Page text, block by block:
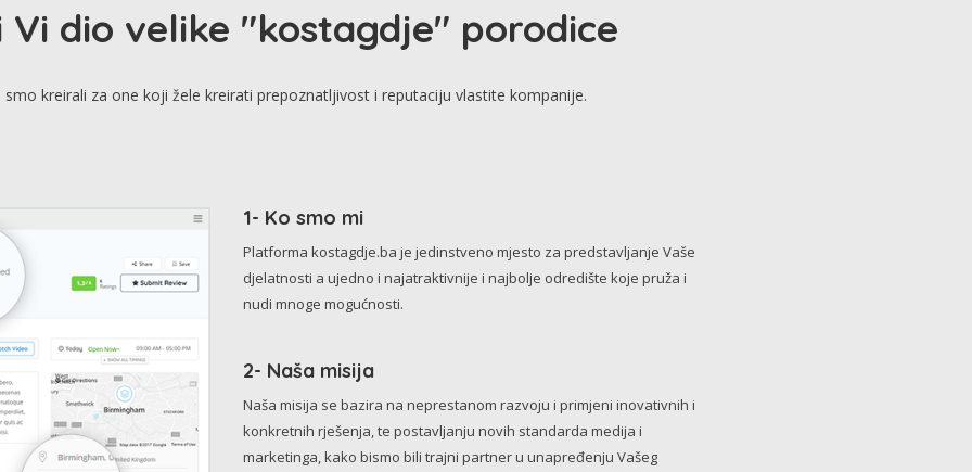
Vi dio velike "kostagdje" porodice
kreirali za one koji žele kreirati prepoznatljivost i reputaciju vlastite kompanije.
1- Ko smo mi
Platforma kostagdje.ba je jedinstveno mjesto za predstavljanje Vaše
djelatnosti a ujedno i najatraktivnije i najbolje odredište koje pruža i
nudi mnoge mogućnosti.
2- Naša misija
Naša misija se bazira na neprestanom razvoju i primjeni inovativnih i
konkretnih rješenja, te postavljanju novih standarda medija i
marketinga, kako bismo bili trajni partner u unapređenju Vašeg